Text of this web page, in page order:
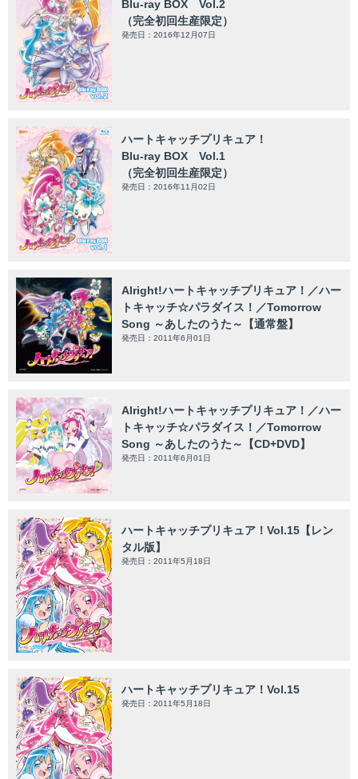
Blu-ray BOX Vol.2
（完全初回生産限定）
発売日：2016年12月07日
ハートキャッチプリキュア！
Blu-ray BOX Vol.1
（完全初回生産限定）
発売日：2016年11月02日
Alright!ハートキャッチプリキュア！／ハー
トキャッチ☆パラダイス！／Tomorrow
Song ～あしたのうた～【通常盤】
発売日：2011年6月01日
Alright!ハートキャッチプリキュア！／ハー
トキャッチ☆パラダイス！／Tomorrow
Song ～あしたのうた～【CD+DVD】
発売日：2011年6月01日
ハートキャッチプリキュア！Vol.15【レン
タル版】
発売日：2011年5月18日
ハートキャッチプリキュア！Vol.15
発売日：2011年5月18日